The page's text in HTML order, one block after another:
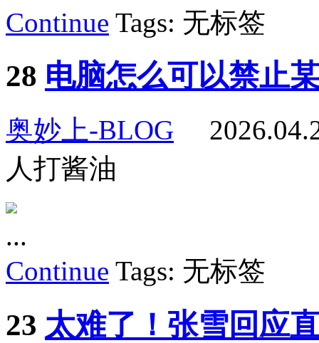
Continue Tags: 无标签
28 电脑怎么可以禁止
奥妙上-BLOG
人打酱油
...
Continue Tags: 无标签
23 太难了！张雪回应